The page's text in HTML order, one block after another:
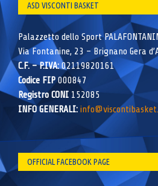
ASD VISCONTI BASKET
Palazzetto dello Sport
Via Fontanine, 23 – Brignano Gera
C.F. – P.IVA:02119820161
Codice FIP000847
Registro CONI 152085
INFO GENERALI:
OFFICIAL FACEBOOK PAGE